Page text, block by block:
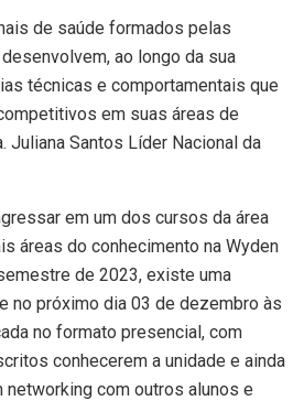
de saúde formados pelas
ao longo da sua
técnicas e comportamentais que
em suas áreas de
Juliana Santos Líder Nacional da
em um dos cursos da área
áreas do conhecimento na Wyden
de 2023, existe uma
no próximo dia 03 de dezembro às
no formato presencial, com
conhecerem a unidade e ainda
networking com outros alunos e